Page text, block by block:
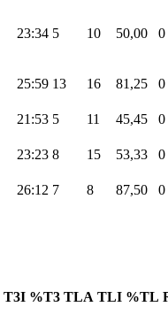
23:34 5 10 50,00 0
25:59 13 16 81,25
0
21:53 5 11 45,45
0
23:23 8 15 53,33
0
26:12 7 8 87,50 0
T3I %T3 TLA TLI %TL